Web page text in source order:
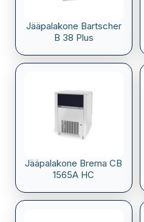
Jääpalakone Bartscher
B 38 Plus
Jääpalakone Brema CB
1565A HC